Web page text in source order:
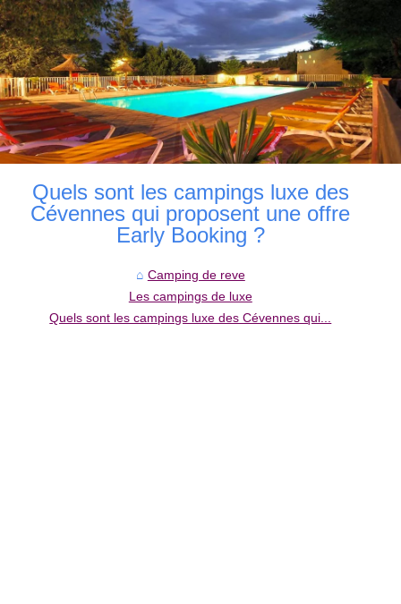
Quels sont les campings luxe des
Cévennes qui proposent une offre
Early Booking ?
Camping de reve
Les campings de luxe
Quels sont les campings luxe des Cévennes qui...